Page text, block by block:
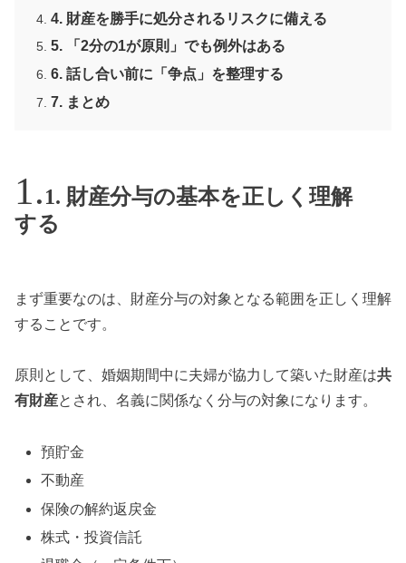
4. 財産を勝手に処分されるリスクに備える
5. 「2分の1が原則」でも例外はある
6. 話し合い前に「争点」を整理する
7. まとめ
1. 財産分与の基本を正しく理解
する
まず重要なのは、財産分与の対象となる範囲を正しく理解
することです。
原則として、婚姻期間中に夫婦が協力して築いた財産は共
有財産とされ、名義に関係なく分与の対象になります。
預貯金
不動産
保険の解約返戻金
株式・投資信託